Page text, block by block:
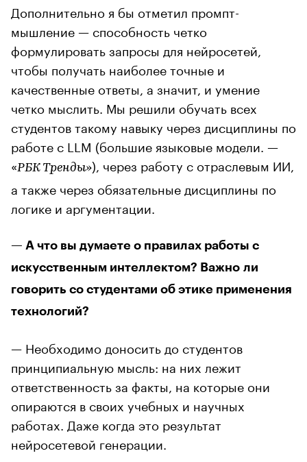
Дополнительно я бы отметил промпт-
мышление — способность четко
формулировать запросы для нейросетей,
чтобы получать наиболее точные и
качественные ответы, а значит, и умение
четко мыслить. Мы решили обучать всех
студентов такому навыку через дисциплины по
работе с LLM (большие языковые модели. —
«РБК Тренды»), через работу с отраслевым ИИ,
а также через обязательные дисциплины по
логике и аргументации.
— А что вы думаете о правилах работы с
искусственным интеллектом? Важно ли
говорить со студентами об этике применения
технологий?
— Необходимо доносить до студентов
принципиальную мысль: на них лежит
ответственность за факты, на которые они
опираются в своих учебных и научных
работах. Даже когда это результат
нейросетевой генерации.